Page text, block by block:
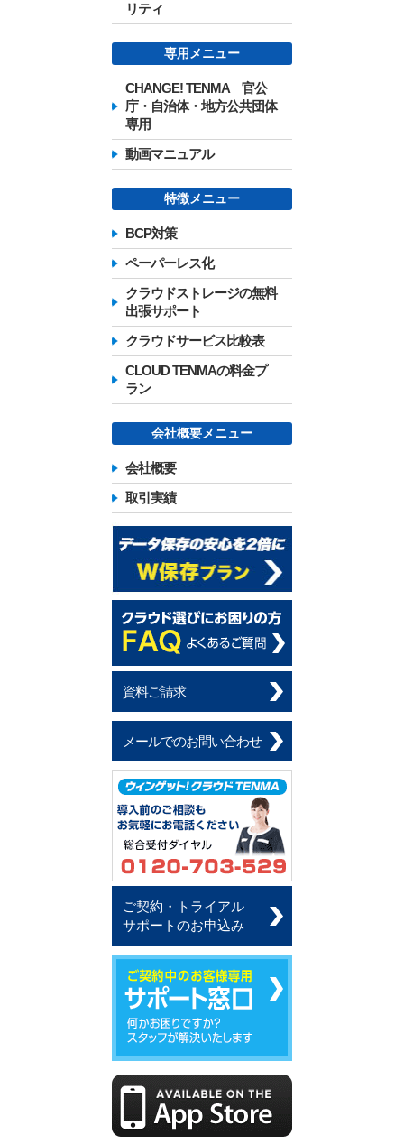
リティ
専用メニュー
CHANGE! TENMA 官公
庁・自治体・地方公共団体
専用
動画マニュアル
特徴メニュー
BCP対策
ペーパーレス化
クラウドストレージの無料
出張サポート
クラウドサービス比較表
CLOUD TENMAの料金プ
ラン
会社概要メニュー
会社概要
取引実績
資料ご請求
メールでのお問い合わせ
ご契約・トライアル
サポートのお申込み